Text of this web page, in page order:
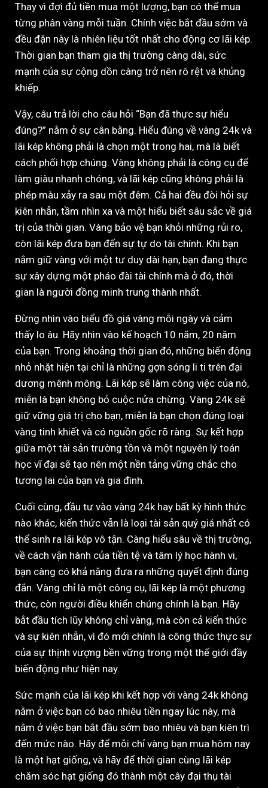
Thay vì đợi đủ tiền mua một lượng, bạn có thể mua
từng phân vàng mỗi tuần. Chính việc bắt đầu sớm và
đều đặn này là nhiên liệu tốt nhất cho động cơ lãi kép.
Thời gian bạn tham gia thị trường càng dài, sức
mạnh của sự cộng dồn càng trở nên rõ rệt và khủng
khiếp.
Vậy, câu trả lời cho câu hỏi “Bạn đã thực sự hiểu
đúng?” nằm ở sự cân bằng. Hiểu đúng về vàng 24k và
lãi kép không phải là chọn một trong hai, mà là biết
cách phối hợp chúng. Vàng không phải là công cụ để
làm giàu nhanh chóng, và lãi kép cũng không phải là
phép màu xảy ra sau một đêm. Cả hai đều đòi hỏi sự
kiên nhẫn, tầm nhìn xa và một hiểu biết sâu sắc về giá
trị của thời gian. Vàng bảo vệ bạn khỏi những rủi ro,
còn lãi kép đưa bạn đến sự tự do tài chính. Khi bạn
nắm giữ vàng với một tư duy dài hạn, bạn đang thực
sự xây dựng một pháo đài tài chính mà ở đó, thời
gian là người đồng minh trung thành nhất.
Đừng nhìn vào biểu đồ giá vàng mỗi ngày và cảm
thấy lo âu. Hãy nhìn vào kế hoạch 10 năm, 20 năm
của bạn. Trong khoảng thời gian đó, những biến động
nhỏ nhặt hiện tại chỉ là những gợn sóng li ti trên đại
dương mênh mông. Lãi kép sẽ làm công việc của nó,
miễn là bạn không bỏ cuộc nửa chừng. Vàng 24k sẽ
giữ vững giá trị cho bạn, miễn là bạn chọn đúng loại
vàng tinh khiết và có nguồn gốc rõ ràng. Sự kết hợp
giữa một tài sản trường tồn và một nguyên lý toán
học vĩ đại sẽ tạo nên một nền tảng vững chắc cho
tương lai của bạn và gia đình.
Cuối cùng, đầu tư vào vàng 24k hay bất kỳ hình thức
nào khác, kiến thức vẫn là loại tài sản quý giá nhất có
thể sinh ra lãi kép vô tận. Càng hiểu sâu về thị trường,
về cách vận hành của tiền tệ và tâm lý học hành vi,
bạn càng có khả năng đưa ra những quyết định đúng
đắn. Vàng chỉ là một công cụ, lãi kép là một phương
thức, còn người điều khiển chúng chính là bạn. Hãy
bắt đầu tích lũy không chỉ vàng, mà còn cả kiến thức
và sự kiên nhẫn, vì đó mới chính là công thức thực sự
của sự thịnh vượng bền vững trong một thế giới đầy
biến động như hiện nay.
Sức mạnh của lãi kép khi kết hợp với vàng 24k không
nằm ở việc bạn có bao nhiêu tiền ngay lúc này, mà
nằm ở việc bạn bắt đầu sớm bao nhiêu và bạn kiên trì
đến mức nào. Hãy để mỗi chỉ vàng bạn mua hôm nay
là một hạt giống, và hãy để thời gian cùng lãi kép
chăm sóc hạt giống đó thành một cây đại thụ tài